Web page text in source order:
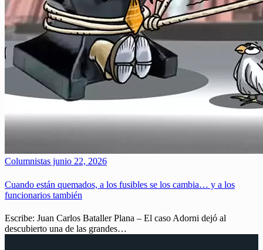
Columnistas junio 22, 2026
Cuando están quemados, a los fusibles se los cambia… y a los
funcionarios también
Escribe: Juan Carlos Bataller Plana – El caso Adorni dejó al
descubierto una de las grandes…